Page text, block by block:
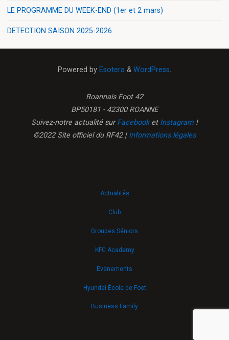
LE PROGRAMME DU WEEK-END (1er et 2 mars)
DETECTION SAISON 2025-2026
Powered by Esotera & WordPress.
Roannais Foot 42
BP50181 - 42300 ROANNE
Suivez-notre actualité surFacebooket Instagram !
©2022 Site officiel du RF42 | Informations légales
Actualités
Club
Groupes Séniors
KFC Academy
Evènements
Hyundai École de Foot
Business Family